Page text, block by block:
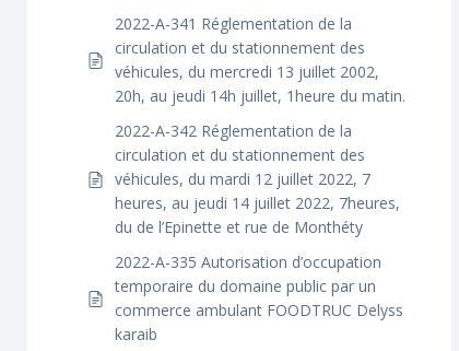
2022-A-341 Réglementation de la
circulation et du stationnement des
véhicules, du mercredi 13 juillet 2002,
20h, au jeudi 14h juillet, 1heure du matin.
2022-A-342 Réglementation de la
circulation et du stationnement des
véhicules, du mardi 12 juillet 2022, 7
heures, au jeudi 14 juillet 2022, 7heures,
du de l’Epinette et rue de Monthéty
2022-A-335 Autorisation d’occupation
temporaire du domaine public par un
commerce ambulant FOODTRUC Delyss
karaib